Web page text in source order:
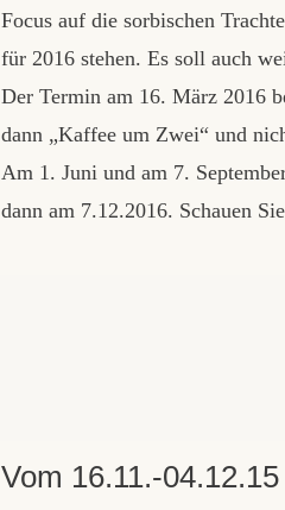
Focus auf die sorbischen
für 2016 stehen. Es soll auch
Der Termin am 16. März 2016
dann „Kaffee um Zwei“ und
Am 1. Juni und am 7.
dann am 7.12.2016. Schauen
Vom 16.11.-